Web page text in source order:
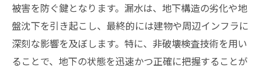
被害を防ぐ鍵となります。漏水は、地下構造の劣化や地
盤沈下を引き起こし、最終的には建物や周辺インフラに
深刻な影響を及ぼします。特に、非破壊検査技術を用い
ることで、地下の状態を迅速かつ正確に把握することが